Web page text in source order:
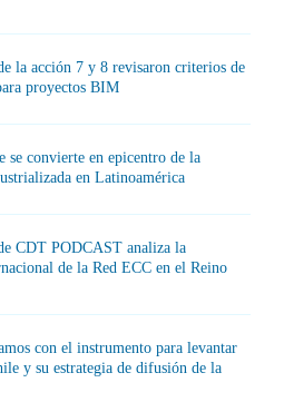
la acción 7 y 8 revisaron criterios de
proyectos BIM
se convierte en epicentro de la
en Latinoamérica
CDT PODCAST analiza la
de la Red ECC en el Reino
con el instrumento para levantar
y su estrategia de difusión de la